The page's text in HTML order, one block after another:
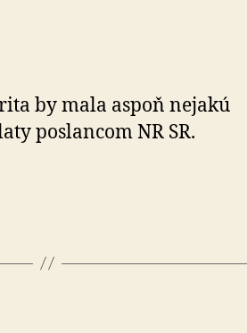
by mala aspoň nejakú
poslancom NR SR.